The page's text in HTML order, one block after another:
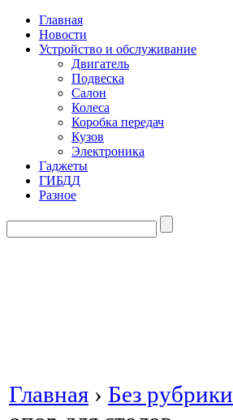
Главная
Новости
Устройство и обслуживание
Двигатель
Подвеска
Салон
Колеса
Коробка передач
Кузов
Электроника
Гаджеты
ГИБДД
Разное
Главная › Без рубрики